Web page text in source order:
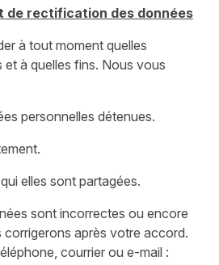
de rectification des données
à tout moment quelles
à quelles fins. Nous vous
personnelles détenues.
elles sont partagées.
sont incorrectes ou encore
corrigerons après votre accord.
courrier ou e-mail :